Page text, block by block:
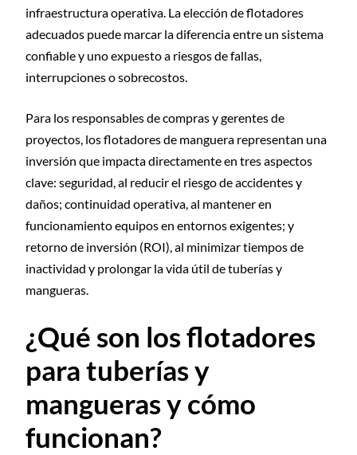
infraestructura operativa. La elección de flotadores
adecuados puede marcar la diferencia entre un sistema
confiable y uno expuesto a riesgos de fallas,
interrupciones o sobrecostos.
Para los responsables de compras y gerentes de
proyectos, los flotadores de manguera representan una
inversión que impacta directamente en tres aspectos
clave: seguridad, al reducir el riesgo de accidentes y
daños; continuidad operativa, al mantener en
funcionamiento equipos en entornos exigentes; y
retorno de inversión (ROI), al minimizar tiempos de
inactividad y prolongar la vida útil de tuberías y
mangueras.
¿Qué son los flotadores
para tuberías y
mangueras y cómo
funcionan?